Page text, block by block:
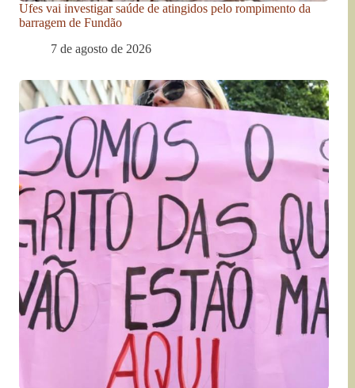
Ufes vai investigar saúde de atingidos pelo rompimento da
barragem de Fundão
7 de agosto de 2026